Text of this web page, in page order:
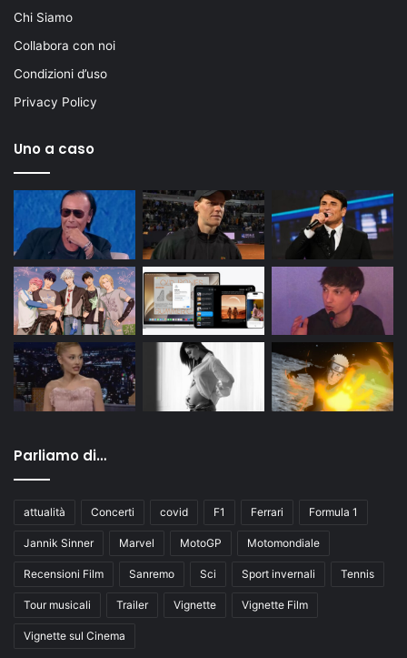
Chi Siamo
Collabora con noi
Condizioni d’uso
Privacy Policy
Uno a caso
Parliamo di…
attualità Concerti covid F1 Ferrari Formula 1
Jannik Sinner Marvel MotoGP Motomondiale
Recensioni Film Sanremo Sci Sport invernali Tennis
Tour musicali Trailer Vignette Vignette Film
Vignette sul Cinema